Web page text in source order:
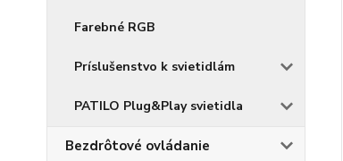
Farebné RGB
Príslušenstvo k svietidlám
PATILO Plug&Play svietidla
Bezdrôtové ovládanie